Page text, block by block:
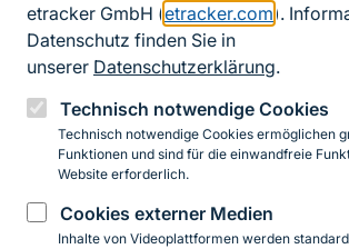
etracker GmbH (etracker.com ).
Datenschutz finden Sie in
unserer Datenschutzerklärung.
Technisch notwendige Cookies
Technisch notwendige Cookies ermöglichen
Funktionen und sind für die einwandfreie
Website erforderlich.
Cookies externer Medien
Inhalte von Videoplattformen werden
Kontaktformular
Erklärung zur
Impressum
Datenschutz
InstagramFacebookYouTubeLinkedIn